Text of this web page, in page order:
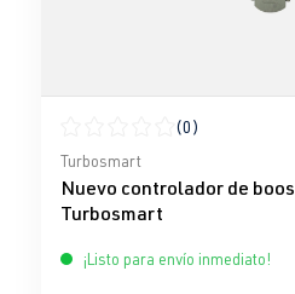
Calificación promedio de 0
(0)
Turbosmart
Nuevo controlador de
Turbosmart
¡Listo para envío inmediato!